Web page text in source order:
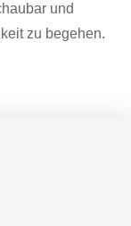
und
zu begehen.